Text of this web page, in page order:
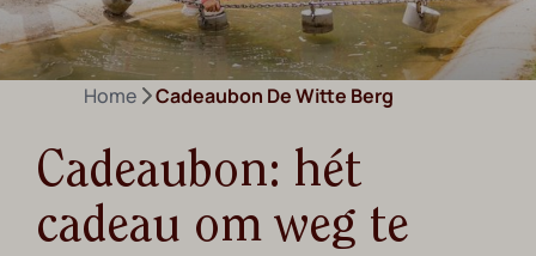
Home Cadeaubon De Witte Berg
Cadeaubon: hét
cadeau om weg te